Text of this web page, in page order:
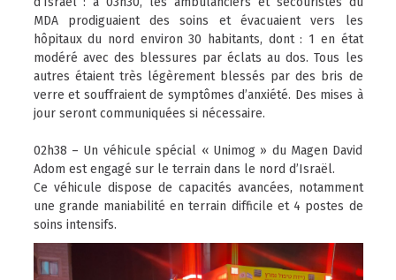
MDA prodiguaient des soins et évacuaient vers les
hôpitaux du nord environ 30 habitants, dont : 1 en état
modéré avec des blessures par éclats au dos. Tous les
autres étaient très légèrement blessés par des bris de
verre et souffraient de symptômes d’anxiété. Des mises à
jour seront communiquées si nécessaire.
02h38 – Un véhicule spécial « Unimog » du Magen David
Adom est engagé sur le terrain dans le nord d’Israël.
Ce véhicule dispose de capacités avancées, notamment
une grande maniabilité en terrain difficile et 4 postes de
soins intensifs.